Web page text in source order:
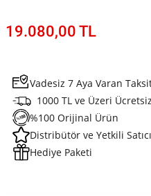
19.080,00 TL
Vadesiz 7 Aya Varan
1000 TL ve Üzeri
%100 Orijinal Ürün
Distribütör ve Yetkili
Hediye Paketi